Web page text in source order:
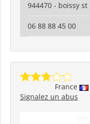
944470 - boissy st
06 88 88 45 00
France
Signalez un abus